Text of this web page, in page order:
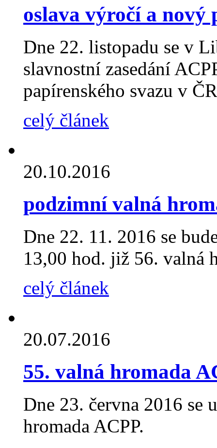
oslava výročí a nový
Dne 22. listopadu se v
slavnostní zasedání
papírenského svazu v
celý článek
20.10.2016
podzimní valná
Dne 22. 11. 2016 se
13,00 hod. již 56. valná
celý článek
20.07.2016
55. valná hromada
Dne 23. června 2016 se
hromada ACPP.